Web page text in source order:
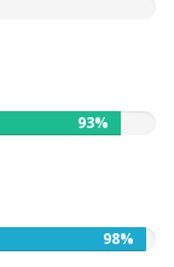
93%
98%